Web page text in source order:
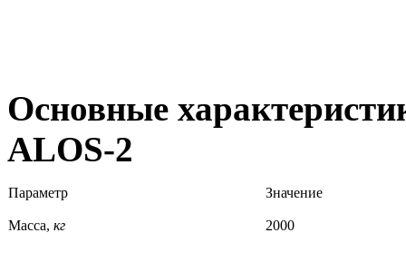
Основные
ALOS-2
Параметр Значение
Масса, кг 2000